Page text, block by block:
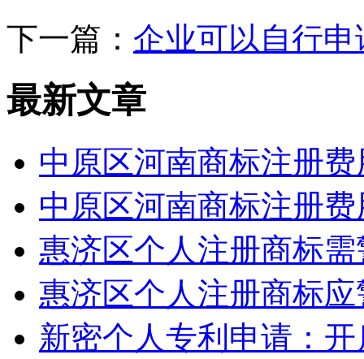
下一篇： 企业可以自行
最新文章
中原区河南商标注册
中原区河南商标注册
惠济区个人注册商标
惠济区个人注册商标
新密个人专利申请：